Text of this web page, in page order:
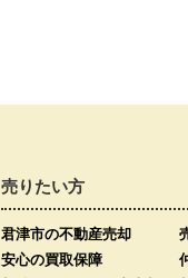
売りたい方
君津市の不動産売却
安心の買取保障